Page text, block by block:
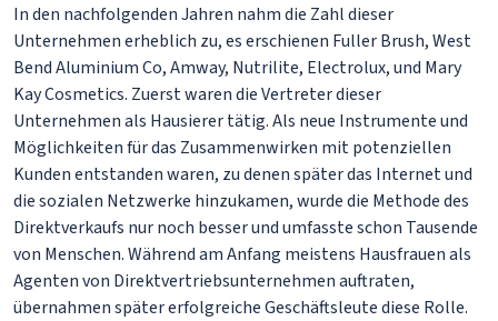
In den nachfolgenden Jahren nahm die Zahl dieser
Unternehmen erheblich zu, es erschienen Fuller Brush, West
Bend Aluminium Co, Amway, Nutrilite, Electrolux, und Mary
Kay Cosmetics. Zuerst waren die Vertreter dieser
Unternehmen als Hausierer tätig. Als neue Instrumente und
Möglichkeiten für das Zusammenwirken mit potenziellen
Kunden entstanden waren, zu denen später das Internet und
die sozialen Netzwerke hinzukamen, wurde die Methode des
Direktverkaufs nur noch besser und umfasste schon Tausende
von Menschen. Während am Anfang meistens Hausfrauen als
Agenten von Direktvertriebsunternehmen auftraten,
übernahmen später erfolgreiche Geschäftsleute diese Rolle.